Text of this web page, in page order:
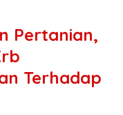
Pertanian,
Terhadap